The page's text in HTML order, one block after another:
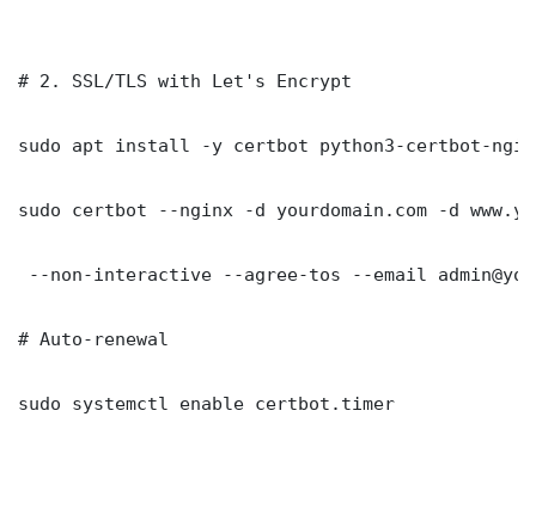
# 2. SSL/TLS with Let's Encrypt
sudo apt install -y certbot python3-certbot-
sudo certbot --nginx -d yourdomain.com -d
--non-interactive --agree-tos --email
# Auto-renewal
sudo systemctl enable certbot.timer